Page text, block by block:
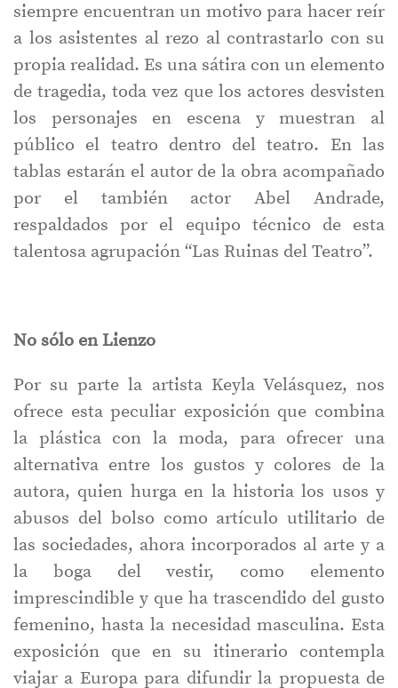
siempre encuentran un motivo para hacer reír
a los asistentes al rezo al contrastarlo con su
propia realidad. Es una sátira con un elemento
de tragedia, toda vez que los actores desvisten
los personajes en escena y muestran al
público el teatro dentro del teatro. En las
tablas estarán el autor de la obra acompañado
por el también actor Abel Andrade,
respaldados por el equipo técnico de esta
talentosa agrupación “Las Ruinas del Teatro”.
No sólo en Lienzo
Por su parte la artista Keyla Velásquez, nos
ofrece esta peculiar exposición que combina
la plástica con la moda, para ofrecer una
alternativa entre los gustos y colores de la
autora, quien hurga en la historia los usos y
abusos del bolso como artículo utilitario de
las sociedades, ahora incorporados al arte y a
la boga del vestir, como elemento
imprescindible y que ha trascendido del gusto
femenino, hasta la necesidad masculina. Esta
exposición que en su itinerario contempla
viajar a Europa para difundir la propuesta de